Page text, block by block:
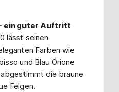
ein guter Auftritt
lässt seinen
Farben wie
und Blau Orione
die braune
Felgen.